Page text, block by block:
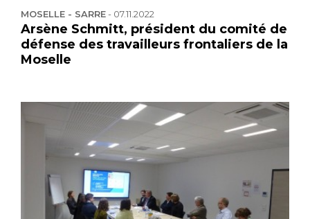
MOSELLE - SARRE- 07.11.2022
Arsène Schmitt, président du comité de
défense des travailleurs frontaliers de la
Moselle